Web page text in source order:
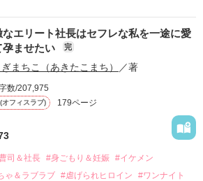
恋心を抱いていた美桜。
きっかけに二人の関係は壊れてしまう。
ま、美桜は両親の離婚によって
哲平とも離れ離れになった。
会いたくないと思っていた哲平に
たす。
なエリート社長はセフレな私を一途に愛
孕ませたい
完
まちこ（あきたこまち） ／著
数/207,975
オフィスラブ) 179ページ
司＆社長 #身ごもり＆妊娠 #イケメン
ゃ＆ラブラブ #虐げられヒロイン
#ワンナイト